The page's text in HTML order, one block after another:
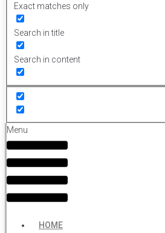
Exact matches only
Search in title
Search in content
Menu
HOME